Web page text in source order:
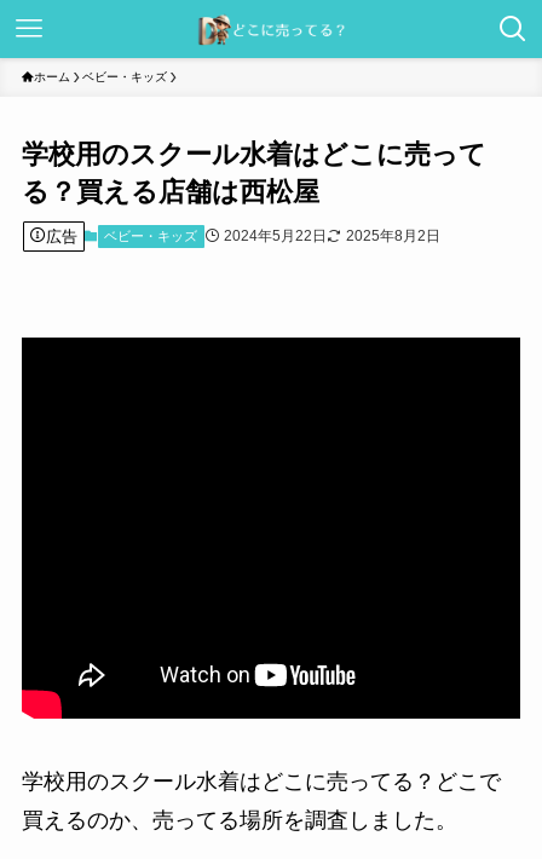
ホーム ベビー・キッズ
学校用のスクール水着はどこに売って
る？買える店舗は西松屋
広告 ベビー・キッズ 2024年5月22日 2025年8月2日
学校用のスクール水着はどこに売ってる？どこで
買えるのか、売ってる場所を調査しました。